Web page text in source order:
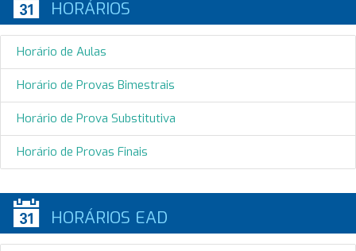
HORÁRIOS
Horário de Aulas
Horário de Provas Bimestrais
Horário de Prova Substitutiva
Horário de Provas Finais
HORÁRIOS EAD